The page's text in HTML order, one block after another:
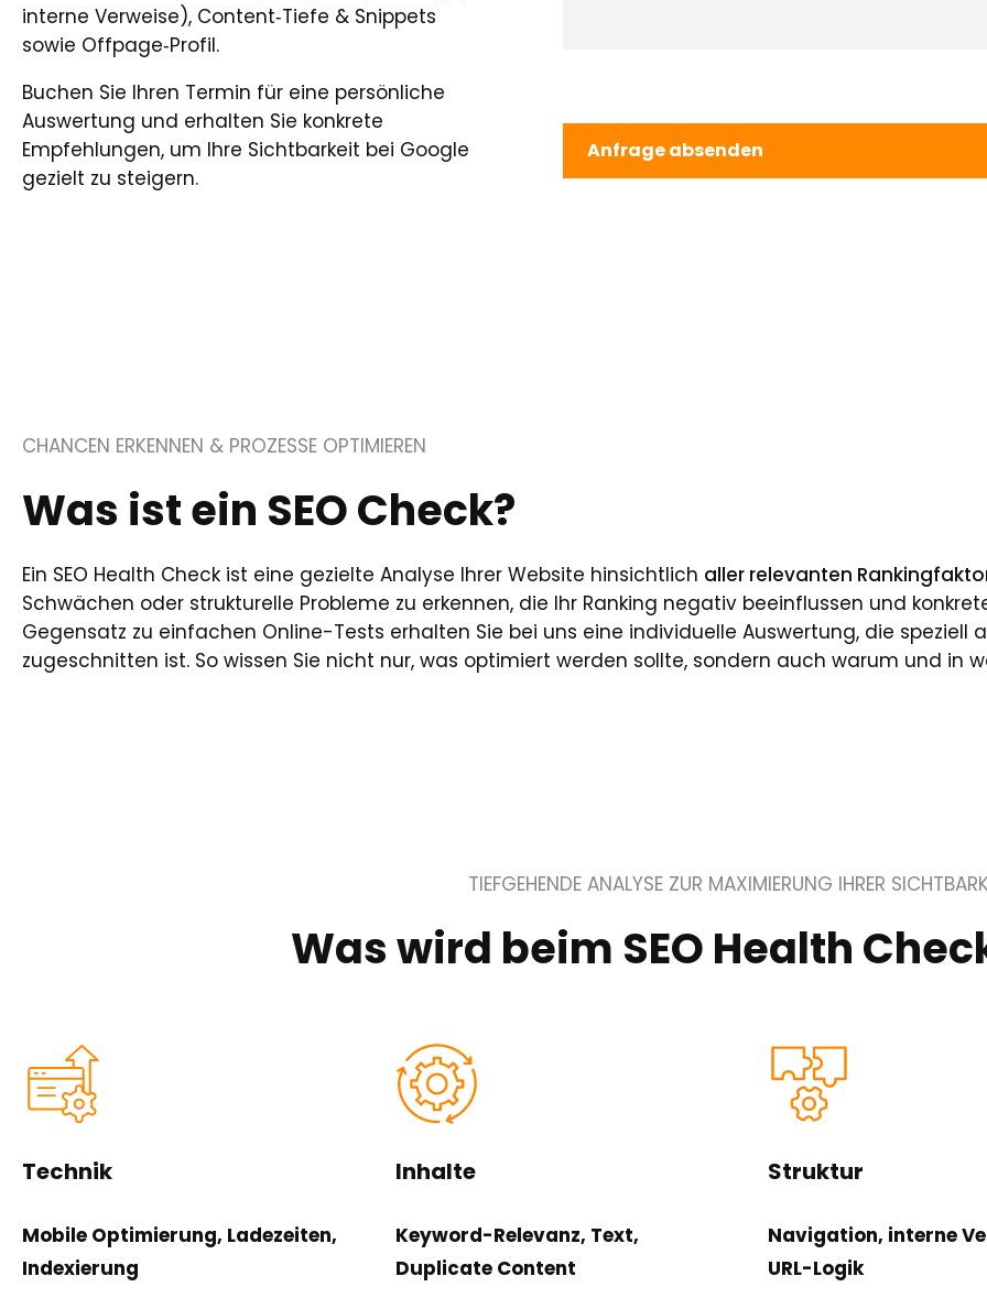
interne Verweise), Content‑Tiefe & Snippets
sowie Offpage‑Profil.
Buchen Sie Ihren Termin für eine persönliche
Auswertung und erhalten Sie konkrete
Empfehlungen, um Ihre Sichtbarkeit bei Google
gezielt zu steigern.
CHANCEN ERKENNEN & PROZESSE OPTIMIEREN
Was ist ein SEO Check?
Ein SEO Health Check ist eine gezielte Analyse Ihrer Website hinsichtlich aller relevanten
Schwächen oder strukturelle Probleme zu erkennen, die Ihr Ranking negativ beeinflussen und
Gegensatz zu einfachen Online-Tests erhalten Sie bei uns eine individuelle Auswertung, die speziell
zugeschnitten ist. So wissen Sie nicht nur, was optimiert werden sollte, sondern auch warum und in
TIEFGEHENDE ANALYSE ZUR MAXIMIERUNG IHRER
Was wird beim SEO Health
Technik
Mobile Optimierung, Ladezeiten,
Indexierung
Inhalte
Keyword-Relevanz, Text,
Duplicate Content
Struktur
Navigation, interne
URL-Logik